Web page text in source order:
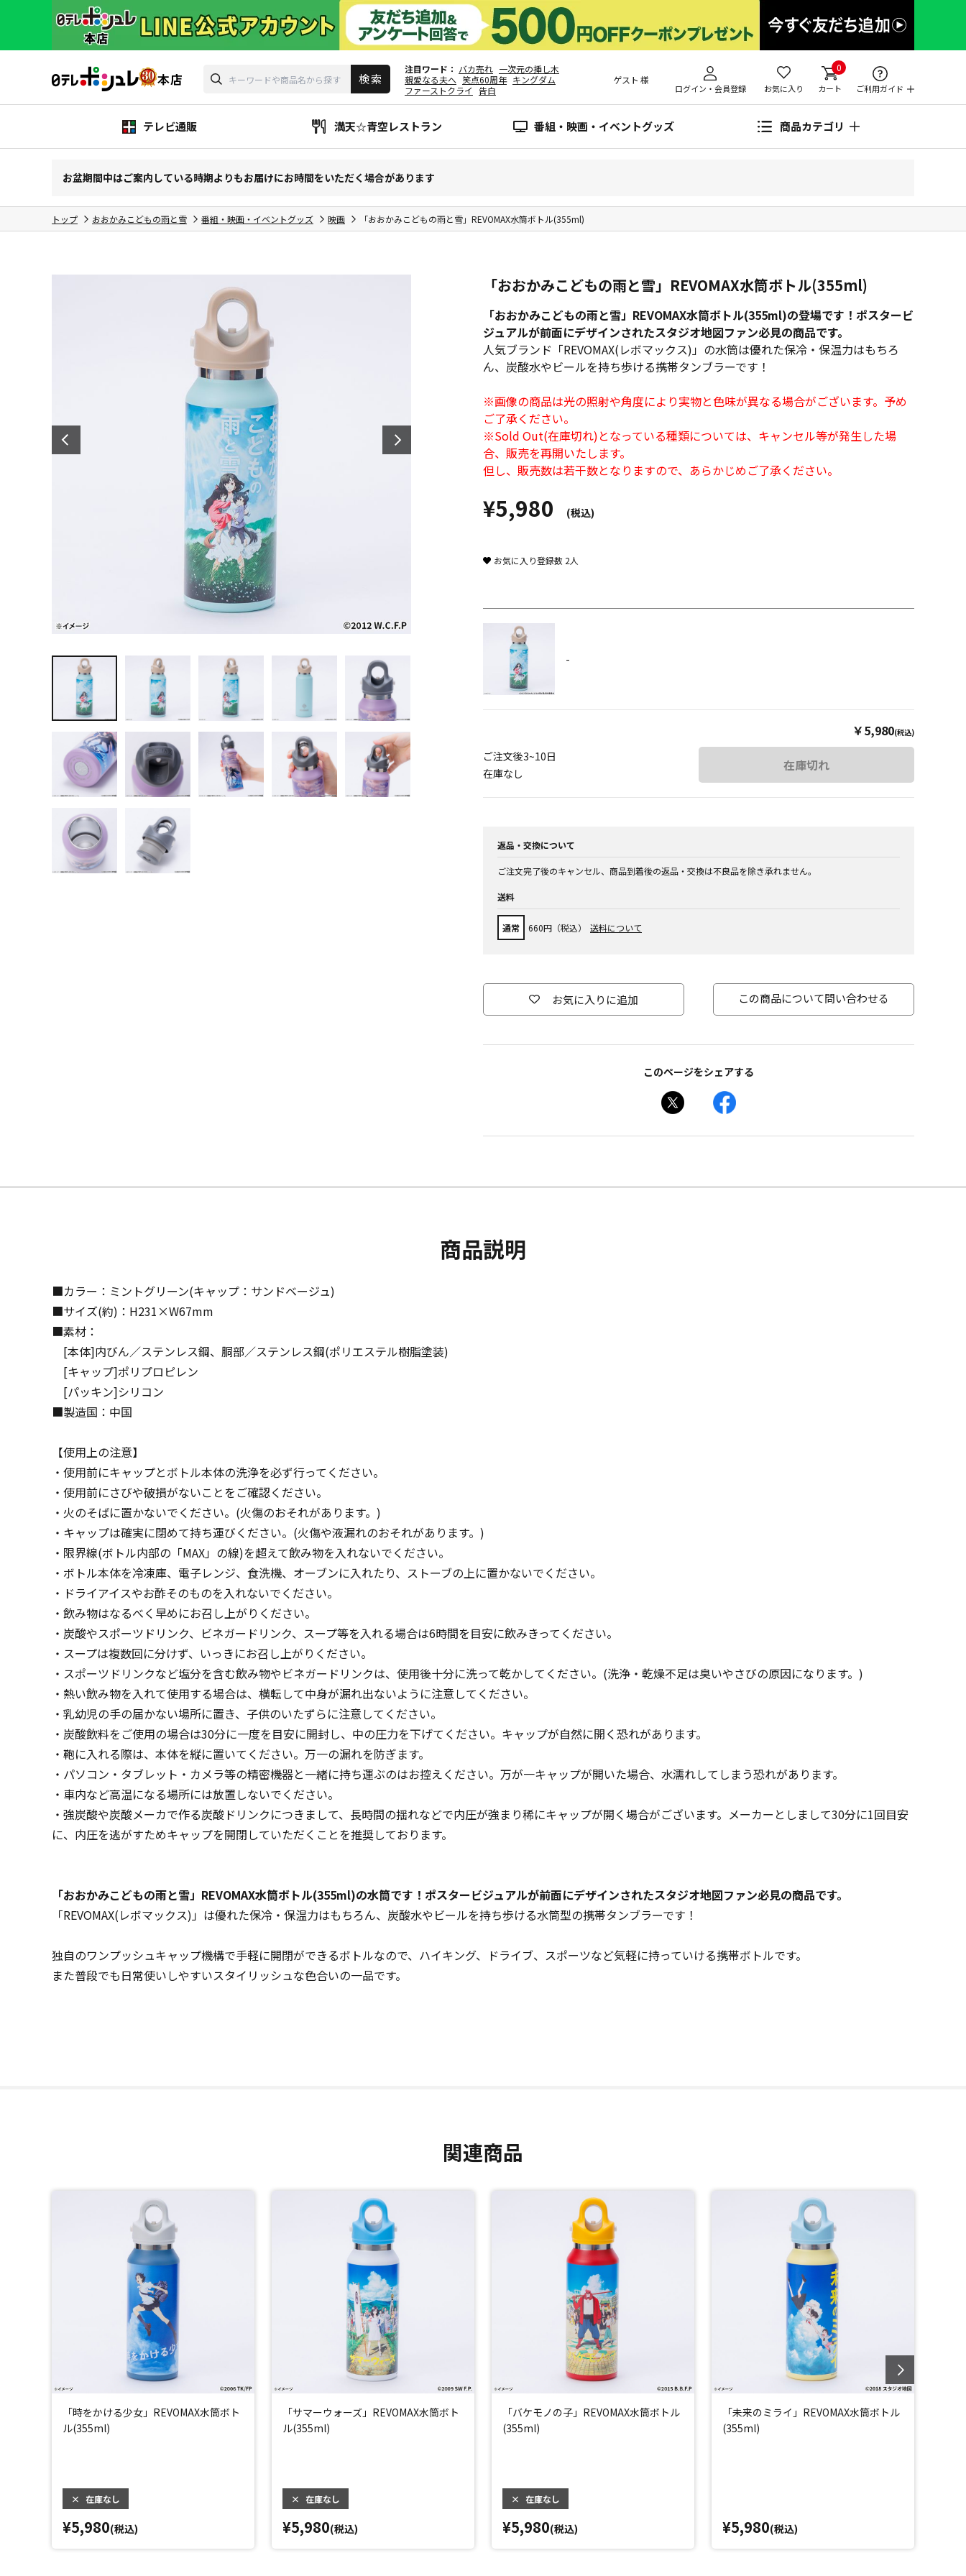
注目ワード バカ売れ 一次元の挿し木
親愛なる夫へ 笑点60周年 キングダム
ファーストクライ
告白
ゲスト 様
ログイン・会員登録 お気に入り
0
カート ご利用ガイド
テレビ通販 満天☆青空レストラン 番組・映画・イベントグッズ 商品カテゴリ
お盆期間中はご案内している時期よりもお届けにお時間をいただく場合があります
トップ おおかみこどもの雨と雪 番組・映画・イベントグッズ 映画 「おおかみこどもの雨と雪」REVOMAX水筒ボトル(355ml)
「おおかみこどもの雨と雪」REVOMAX水筒ボトル(355ml)
「おおかみこどもの雨と雪」REVOMAX水筒ボトル(355ml)の登場です！ポスタービ
ジュアルが前面にデザインされたスタジオ地図ファン必見の商品です。
人気ブランド「REVOMAX(レボマックス)」の水筒は優れた保冷・保温力はもちろ
ん、炭酸水やビールを持ち歩ける携帯タンブラーです！
※画像の商品は光の照射や角度により実物と色味が異なる場合がございます。予め
ご了承ください。
※Sold Out(在庫切れ)となっている種類については、キャンセル等が発生した場
合、販売を再開いたします。
但し、販売数は若干数となりますので、あらかじめご了承ください。
¥5,980 (税込)
お気に入り登録数 2人
-
￥5,980(税込)
ご注文後3~10日
在庫なし
在庫切れ
返品・交換について
ご注文完了後のキャンセル、商品到着後の返品・交換は不良品を除き承れません。
送料
通常 660円（税込） 送料について
お気に入りに追加 この商品について問い合わせる
このページをシェアする
商品説明
■カラー：ミントグリーン(キャップ：サンドベージュ)
■サイズ(約)：H231×W67mm
■素材：
[本体]内びん／ステンレス鋼、胴部／ステンレス鋼(ポリエステル樹脂塗装)
[キャップ]ポリプロピレン
[パッキン]シリコン
■製造国：中国
【使用上の注意】
・使用前にキャップとボトル本体の洗浄を必ず行ってください。
・使用前にさびや破損がないことをご確認ください。
・火のそばに置かないでください。(火傷のおそれがあります。)
・キャップは確実に閉めて持ち運びください。(火傷や液漏れのおそれがあります。)
・限界線(ボトル内部の「MAX」の線)を超えて飲み物を入れないでください。
・ボトル本体を冷凍庫、電子レンジ、食洗機、オーブンに入れたり、ストーブの上に置かないでください。
・ドライアイスやお酢そのものを入れないでください。
・飲み物はなるべく早めにお召し上がりください。
・炭酸やスポーツドリンク、ビネガードリンク、スープ等を入れる場合は6時間を目安に飲みきってください。
・スープは複数回に分けず、いっきにお召し上がりください。
・スポーツドリンクなど塩分を含む飲み物やビネガードリンクは、使用後十分に洗って乾かしてください。(洗浄・乾燥不足は臭いやさびの原因になります。)
・熱い飲み物を入れて使用する場合は、横転して中身が漏れ出ないように注意してください。
・乳幼児の手の届かない場所に置き、子供のいたずらに注意してください。
・炭酸飲料をご使用の場合は30分に一度を目安に開封し、中の圧力を下げてください。キャップが自然に開く恐れがあります。
・鞄に入れる際は、本体を縦に置いてください。万一の漏れを防ぎます。
・パソコン・タブレット・カメラ等の精密機器と一緒に持ち運ぶのはお控えください。万が一キャップが開いた場合、水濡れしてしまう恐れがあります。
・車内など高温になる場所には放置しないでください。
・強炭酸や炭酸メーカで作る炭酸ドリンクにつきまして、長時間の揺れなどで内圧が強まり稀にキャップが開く場合がございます。メーカーとしまして30分に1回目安
に、内圧を逃がすためキャップを開閉していただくことを推奨しております。
「おおかみこどもの雨と雪」REVOMAX水筒ボトル(355ml)の水筒です！ポスタービジュアルが前面にデザインされたスタジオ地図ファン必見の商品です。
「REVOMAX(レボマックス)」は優れた保冷・保温力はもちろん、炭酸水やビールを持ち歩ける水筒型の携帯タンブラーです！
独自のワンプッシュキャップ機構で手軽に開閉ができるボトルなので、ハイキング、ドライブ、スポーツなど気軽に持っていける携帯ボトルです。
また普段でも日常使いしやすいスタイリッシュな色合いの一品です。
関連商品
「時をかける少女」REVOMAX水筒ボト
ル(355ml)
× 在庫なし
¥5,980(税込)
「サマーウォーズ」REVOMAX水筒ボト
ル(355ml)
× 在庫なし
¥5,980(税込)
「バケモノの子」REVOMAX水筒ボトル
(355ml)
× 在庫なし
¥5,980(税込)
「未来のミライ」REVOMAX水筒ボトル
(355ml)
¥5,980(税込)